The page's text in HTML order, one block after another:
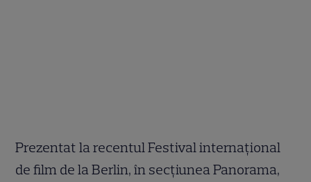
Prezentat la recentul Festival internațional
de film de la Berlin, în secțiunea Panorama,